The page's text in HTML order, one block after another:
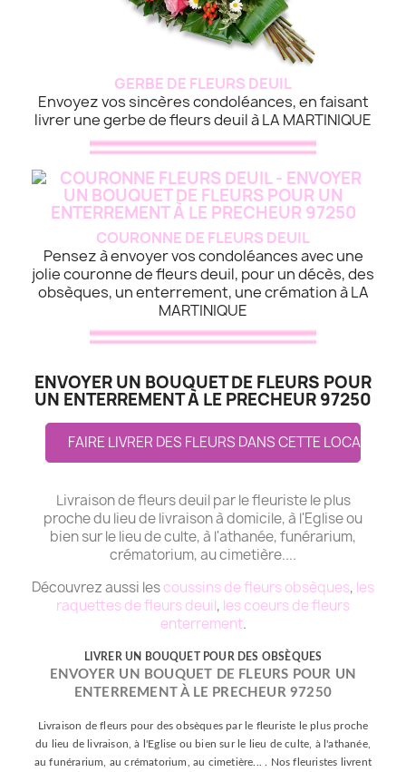
GERBE DE FLEURS DEUIL
Envoyez vos sincères condoléances, en faisant
livrer une gerbe de fleurs deuil à LA MARTINIQUE
COURONNE DE FLEURS DEUIL
Pensez à envoyer vos condoléances avec une
jolie couronne de fleurs deuil, pour un décès, des
obsèques, un enterrement, une crémation à LA
MARTINIQUE
ENVOYER UN BOUQUET DE FLEURS POUR
UN ENTERREMENT À LE PRECHEUR 97250
FAIRE LIVRER DES FLEURS DANS CETTE LOCALITE
Livraison de fleurs deuil par le fleuriste le plus
proche du lieu de livraison à domicile, à l'Eglise ou
bien sur le lieu de culte, à l'athanée, funérarium,
crématorium, au cimetière....
Découvrez aussi lescoussins de fleurs obsèques, les
raquettes de fleurs deuil, les coeurs de fleurs
enterrement.
LIVRER UN BOUQUET POUR DES OBSÈQUES
ENVOYER UN BOUQUET DE FLEURS POUR UN
ENTERREMENT À LE PRECHEUR 97250
Livraison de fleurs pour des obsèques par le fleuriste le plus proche
du lieu de livraison, à l'Eglise ou bien sur le lieu de culte, à l'athanée,
au funérarium, au crématorium, au cimetière... . Nos fleuristes livrent